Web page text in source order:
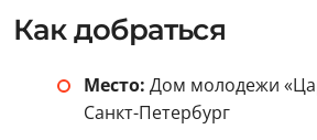
Как добраться
Место: Дом молодежи
Санкт-Петербург